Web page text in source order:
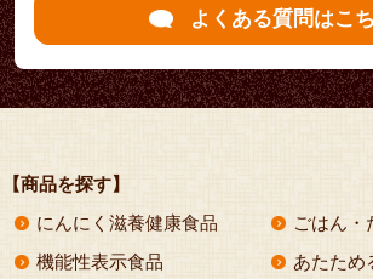
よくある質問はこ
【商品を探す】
にんにく滋養健康食品
ごはん・
機能性表示食品
あたため